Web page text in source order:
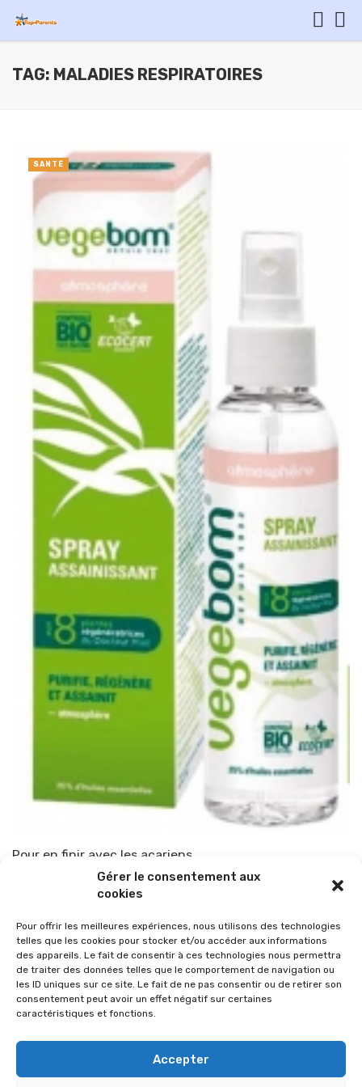
Gérer le consentement aux
cookies
Pour offrir les meilleures expériences, nous utilisons des technologies
telles que les cookies pour stocker et/ou accéder aux informations
des appareils. Le fait de consentir à ces technologies nous permettra
de traiter des données telles que le comportement de navigation ou
les ID uniques sur ce site. Le fait de ne pas consentir ou de retirer son
consentement peut avoir un effet négatif sur certaines
caractéristiques et fonctions.
Accepter
TAG: MALADIES RESPIRATOIRES
Pour en finir avec les acariens
TOP-PARENTS 22 mars 2010
SANTÉ